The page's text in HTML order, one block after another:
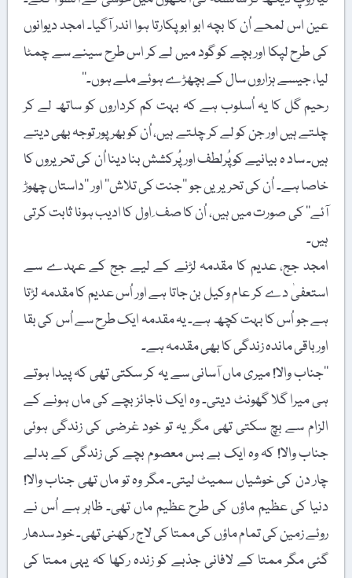
عین اس لمحے اُن کا بچہ ابو ابو پکارتا ہوا اندر آگیا۔ امجد دیوانوں
کی طرح لپکا اور بچے کو گود میں لے کر اس طرح سینے سے چمٹا
لیا، جیسے ہزاروں سال کے بچھڑے ہوئے ملے ہوں۔‘‘
رحیم گل کا یہ اُسلوب ہے کہ بہت کم کرداروں کو ساتھ لے کر
چلتے ہیں اور جن کو لے کر چلتے ہیں، اُن کو بھرپور توجہ بھی دیتے
ہیں۔ ساد ہ بیانیے کو پُرلطف اور پُرکشش بنا دینا اُن کی تحریروں کا
خاصا ہے۔ اُن کی تحریریں جو ’’جنت کی تلاش‘‘ اور ’’داستاں چھوڑ
آئے‘‘ کی صورت میں ہیں، اُن کا صف ِ اول کا ادیب ہونا ثابت کرتی
ہیں۔
امجد جج، عدیم کا مقدمہ لڑنے کے لیے جج کے عہدے سے
استعفیٰ دے کر عام وکیل بن جاتا ہے اور اُس عدیم کا مقدمہ لڑتا
ہے جو اُس کا بہت کچھ ہے۔ یہ مقدمہ ایک طرح سے اُس کی بقا
اور باقی ماندہ زندگی کا بھی مقدمہ ہے۔
’’جناب والا! میری ماں آسانی سے یہ کر سکتی تھی کہ پیدا ہوتے
ہی میرا گلا گھونٹ دیتی۔ وہ ایک ناجائز بچے کی ماں ہونے کے
الزام سے بچ سکتی تھی مگر یہ تو خود غرضی کی زندگی ہوئی
جناب والا! کہ وہ ایک بے بس معصوم بچے کی زندگی کے بدلے
چار دن کی خوشیاں سمیٹ لیتی۔ مگر وہ تو ماں تھی جناب والا!
دنیا کی عظیم ماؤں کی طرح عظیم ماں تھی۔ ظاہر ہے اُس نے
روئے زمین کی تمام ماؤں کی ممتا کی لاج رکھنی تھی۔ خود سدھار
گئی مگر ممتا کے لافانی جذبے کو زندہ رکھا کہ یہی ممتا کی